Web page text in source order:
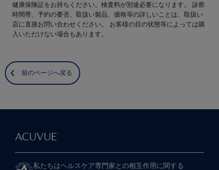
健康保険証をお持ちください。検査料が別途必要になります。 診察
時間帯、予約の要否、取扱い製品、価格等の詳しいことは、取扱い
店に直接お問い合わせください。 お客様の目の状態等によっては購
入いただけない場合もあります。
前のページへ戻る
私たちは​ヘルスケア専門家との​相互作用に​関する​